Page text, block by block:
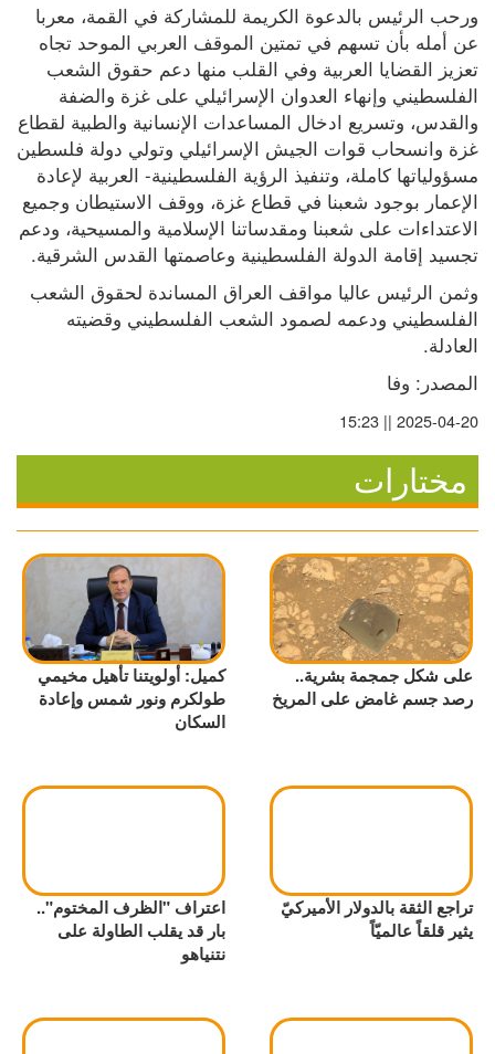
تجسيد إقامة الدولة الفلسطينية وعاصمتها القدس الشرقية.
العادلة.
المصدر: وفا
2025-04-20 || 15:23
مختارات
على شكل جمجمة بشرية..
رصد جسم غامض على المريخ
كميل: أولويتنا تأهيل مخيمي
طولكرم ونور شمس وإعادة
السكان
تراجع الثقة بالدولار الأميركيّ
يثير قلقاً عالميّاً
اعتراف "الظرف المختوم"..
بار قد يقلب الطاولة على
نتنياهو